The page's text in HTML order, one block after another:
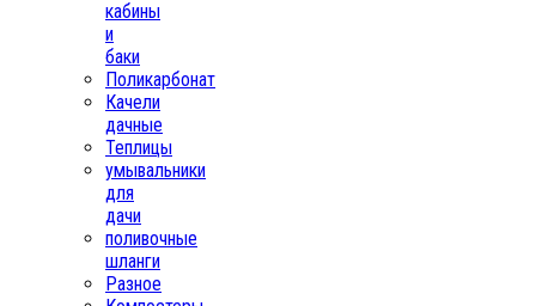
кабины
и
баки
Поликарбонат
Качели
дачные
Теплицы
умывальники
для
дачи
поливочные
шланги
Разное